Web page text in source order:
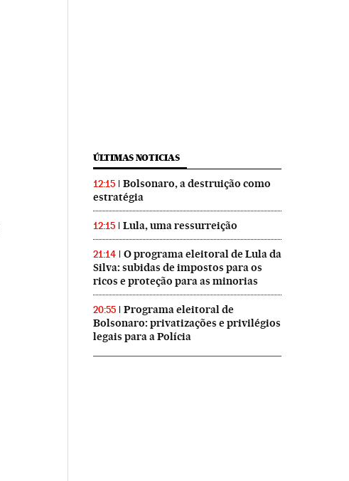
ÚLTIMAS NOTICIAS
12:15
Bolsonaro, a destruição como
estratégia
12:15 Lula, uma ressurreição
21:14
O programa eleitoral de Lula da
Silva: subidas de impostos para os
ricos e proteção para as minorias
20:55
Programa eleitoral de
Bolsonaro: privatizações e privilégios
legais para a Polícia